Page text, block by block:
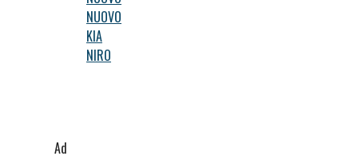
NUOVO
KIA
NIRO
Ad